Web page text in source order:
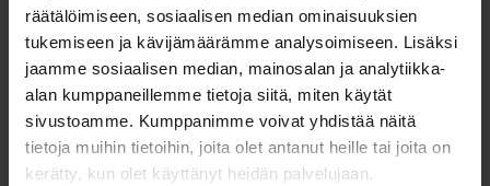
räätälöimiseen, sosiaalisen median ominaisuuksien
tukemiseen ja kävijämäärämme analysoimiseen. Lisäksi
jaamme sosiaalisen median, mainosalan ja analytiikka-
alan kumppaneillemme tietoja siitä, miten käytät
sivustoamme. Kumppanimme voivat yhdistää näitä
tietoja muihin tietoihin, joita olet antanut heille tai joita on
kerätty, kun olet käyttänyt heidän palvelujaan.
Kiinteistönvälitys Kortelainen Oy
Kiinteistönvälittäjä, LKV,
kaupanvahvistaja
Koulutus:Laillistettu kiinteistönvälittäjä,